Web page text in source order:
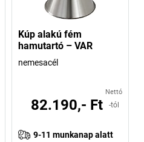
Kúp alakú fém
hamutartó – VAR
nemesacél
Nettó
82.190,- Ft -tól
9-11 munkanap alatt